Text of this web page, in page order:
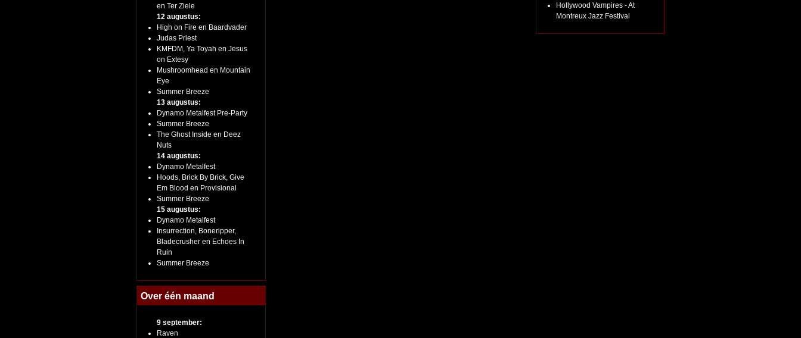
en Ter Ziele
12 augustus:
High on Fire en Baardvader
Judas Priest
KMFDM, Ya Toyah en Jesus
on Extesy
Mushroomhead en Mountain
Eye
Summer Breeze
13 augustus:
Dynamo Metalfest Pre-Party
Summer Breeze
The Ghost Inside en Deez
Nuts
14 augustus:
Dynamo Metalfest
Hoods, Brick By Brick, Give
Em Blood en Provisional
Summer Breeze
15 augustus:
Dynamo Metalfest
Insurrection, Boneripper,
Bladecrusher en Echoes In
Ruin
Summer Breeze
Over één maand
9 september:
Raven
Hollywood Vampires - At
Montreux Jazz Festival